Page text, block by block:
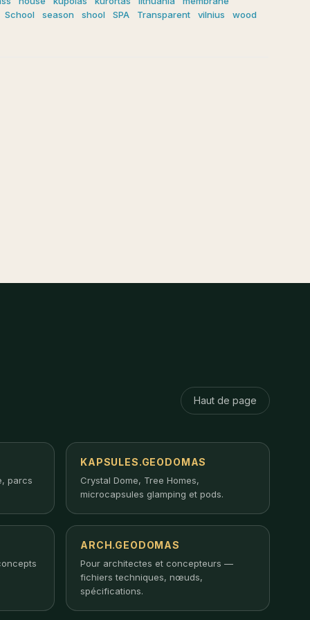
School season shool SPA Transparent vilnius wood
Haut de page
parcs
KAPSULES.GEODOMAS
Crystal Dome, Tree Homes,
microcapsules glamping et pods.
ARCH.GEODOMAS
Pour architectes et concepteurs —
fichiers techniques, nœuds,
spécifications.